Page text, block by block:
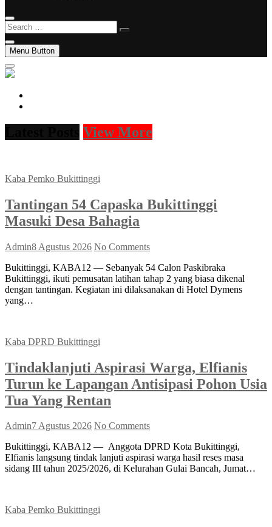
Search
…
Menu Button
View More
Kaba Pemko Bukittinggi
Tantingan 54 Capaska Bukittinggi
Masuki Desa Bahagia
Admin8 Agustus 2026 No Comments
Bukittinggi, KABA12 — Sebanyak 54 Calon Paskibraka
Bukittinggi, ikuti pemusatan latihan tahap 2 yang biasa dikenal
dengan tantingan. Kegiatan ini dilaksanakan di Hotel Dymens
yang…
Kaba DPRD Bukittinggi
Tindaklanjuti Aspirasi Warga, Elfianis
Turun ke Lapangan Antisipasi Pohon Usia
Tua Yang Rentan
Admin7 Agustus 2026 No Comments
Bukittinggi, KABA12 — Anggota DPRD Kota Bukittinggi,
Elfianis langsung tindak lanjuti aspirasi warga hasil reses masa
sidang III tahun 2025/2026, di Kelurahan Gulai Bancah, Jumat…
Kaba Pemko Bukittinggi